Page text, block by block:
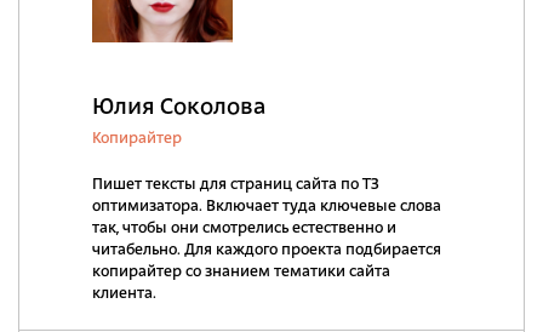
Юлия Соколова
Копирайтер
Пишет тексты для страниц сайта по ТЗ
оптимизатора. Включает туда ключевые слова
так, чтобы они смотрелись естественно и
читабельно. Для каждого проекта подбирается
копирайтер со знанием тематики сайта
клиента.